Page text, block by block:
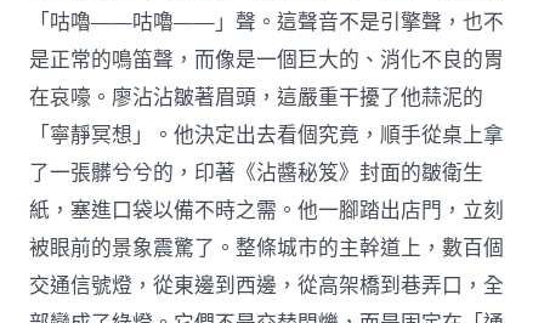
「咕嚕——咕嚕——」聲。這聲音不是引擎聲，也不
是正常的鳴笛聲，而像是一個巨大的、消化不良的胃
在哀嚎。廖沾沾皺著眉頭，這嚴重干擾了他蒜泥的
「寧靜冥想」。他決定出去看個究竟，順手從桌上拿
了一張髒兮兮的，印著《沾醬秘笈》封面的皺衛生
紙，塞進口袋以備不時之需。他一腳踏出店門，立刻
被眼前的景象震驚了。整條城市的主幹道上，數百個
交通信號燈，從東邊到西邊，從高架橋到巷弄口，全